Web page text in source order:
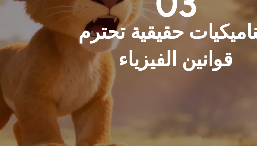
حقيقية تحترم
قوانين الفيزياء